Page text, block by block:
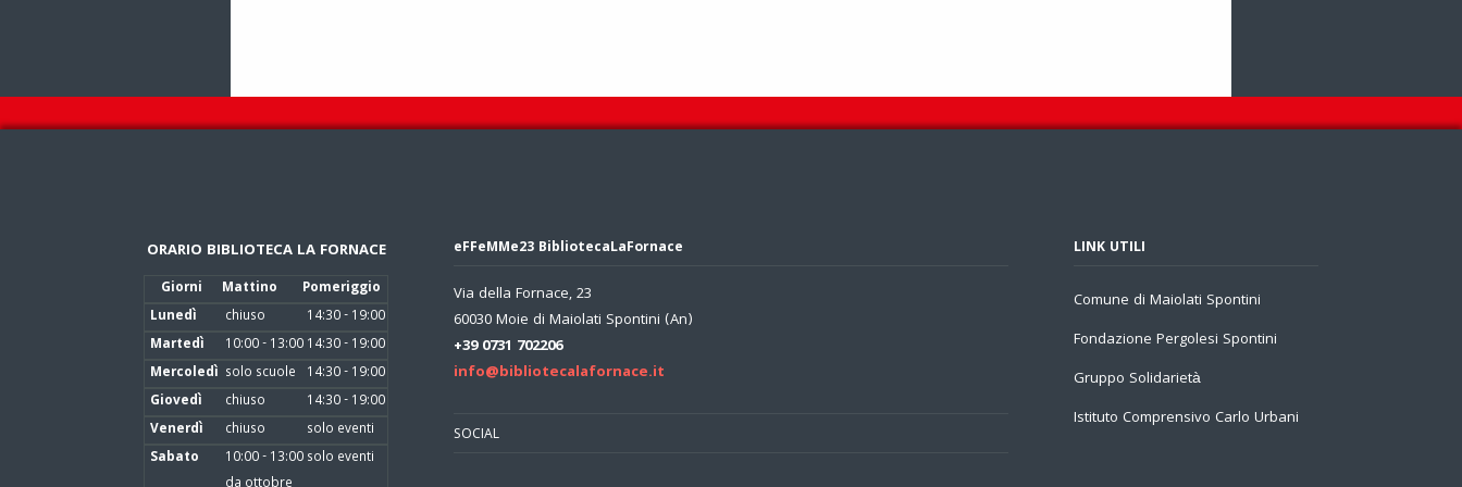
ORARIO BIBLIOTECA LA FORNACE
Giorni Mattino
Pomeriggio
Lunedì
chiuso
14:30 - 19:00
Martedì
10:00 - 13:0014:30 - 19:00
Mercoledì solo scuole 14:30 - 19:00
Giovedì
chiuso
14:30 - 19:00
Venerdì
chiuso
solo eventi
Sabato
10:00 - 13:00solo eventi
eFFeMMe23 BibliotecaLaFornace
Via della Fornace, 23
60030 Moie di Maiolati Spontini (An)
+39 0731 702206
info@bibliotecalafornace.it
SOCIAL
LINK UTILI
Comune di Maiolati Spontini
Fondazione Pergolesi Spontini
Gruppo Solidarietà
Istituto Comprensivo Carlo Urbani